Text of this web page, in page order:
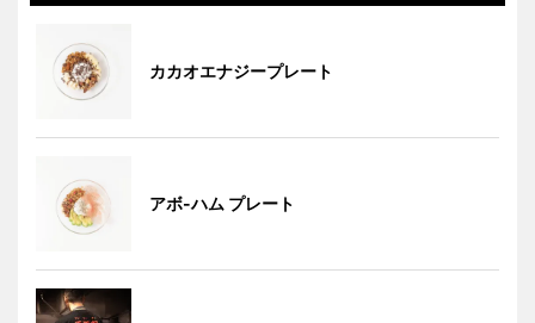
カカオエナジープレート
アボ-ハム プレート